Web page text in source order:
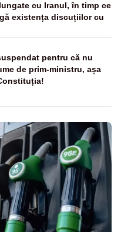
cu Iranul, în timp ce
existența discuțiilor cu
pentru că nu
de prim-ministru, așa